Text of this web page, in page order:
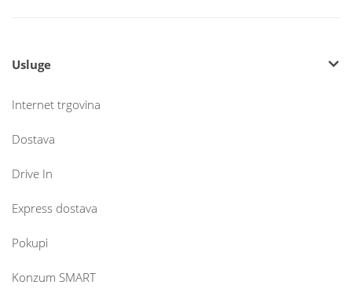
Usluge
Internet trgovina
Dostava
Drive In
Express dostava
Pokupi
Konzum SMART